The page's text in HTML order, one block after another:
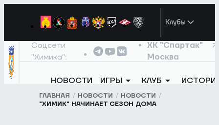
Клубы
Соцсети
"Химика":
ХК "Спартак"
Москва
НОВОСТИ ИГРЫ КЛУБ
ГЛАВНАЯ НОВОСТИ
НОВОСТИ
"ХИМИК" НАЧИНАЕТ СЕЗОН ДОМА